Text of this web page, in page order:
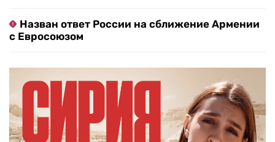
Назван ответ России на сближение Армении
с Евросоюзом